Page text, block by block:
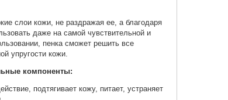
слои кожи, не раздражая ее, а благодаря
даже на самой чувствительной и
пенка сможет решить все
упругости кожи.
компоненты:
подтягивает кожу, питает, устраняет